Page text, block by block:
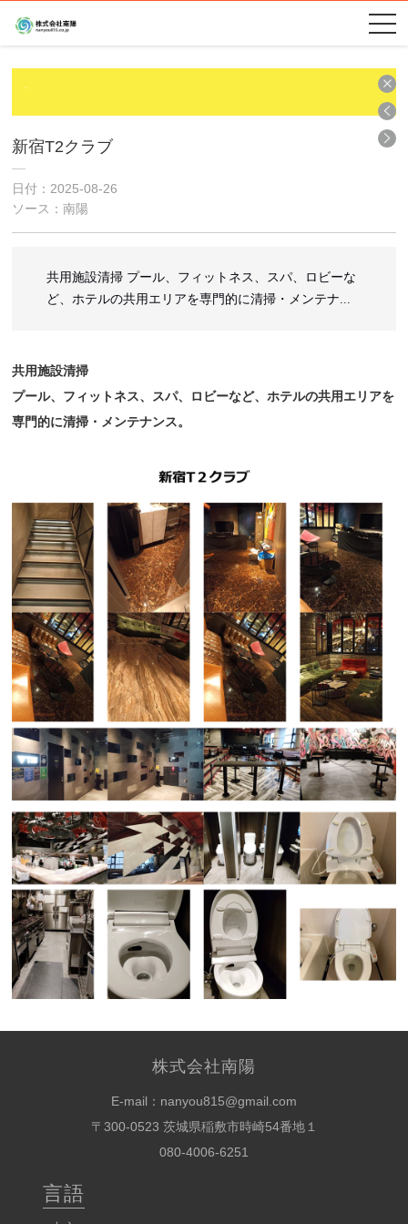
新宿T2クラブ
日付：2025-08-26
ソース：南陽
共用施設清掃 プール、フィットネス、スパ、ロビーな
ど、ホテルの共用エリアを専門的に清掃・メンテナ...
共用施設清掃
プール、フィットネス、スパ、ロビーなど、ホテルの共用エリアを
専門的に清掃・メンテナンス。
株式会社南陽
E-mail：nanyou815@gmail.com
〒300-0523 茨城県稲敷市時崎54番地１
080-4006-6251
言語